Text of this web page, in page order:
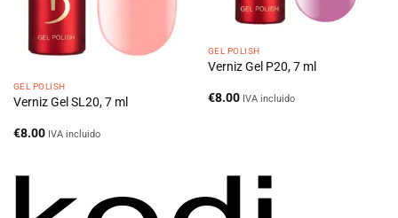
GEL POLISH
Verniz Gel SL20, 7 ml
€8.00 IVA incluido
GEL POLISH
Verniz Gel P20, 7 ml
€8.00 IVA incluido